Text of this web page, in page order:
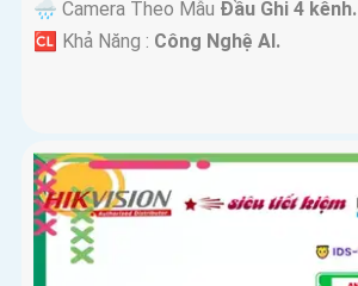
🌧️ Camera Theo Mẫu Đầu Ghi 4 kênh.
️🆑 Khả Năng : Công Nghệ AI.